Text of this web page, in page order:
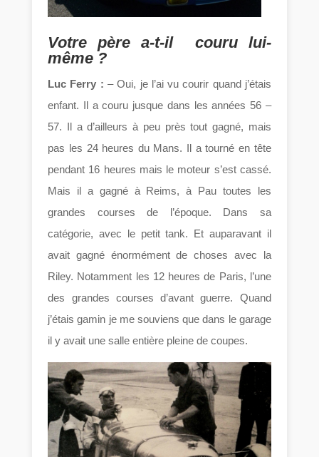
Votre père a-t-il couru lui-
même ?
Luc Ferry : – Oui, je l’ai vu courir quand j’étais
enfant. Il a couru jusque dans les années 56 –
57. Il a d’ailleurs à peu près tout gagné, mais
pas les 24 heures du Mans. Il a tourné en tête
pendant 16 heures mais le moteur s’est cassé.
Mais il a gagné à Reims, à Pau toutes les
grandes courses de l’époque. Dans sa
catégorie, avec le petit tank. Et auparavant il
avait gagné énormément de choses avec la
Riley. Notamment les 12 heures de Paris, l’une
des grandes courses d’avant guerre. Quand
j’étais gamin je me souviens que dans le garage
il y avait une salle entière pleine de coupes.